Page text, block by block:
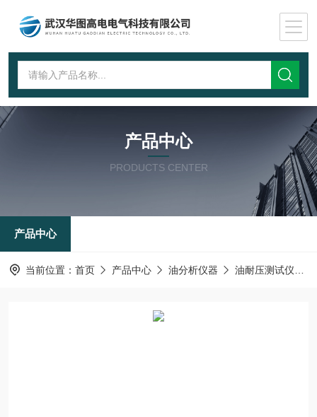
产品中心
PRODUCTS CENTER
产品中心
当前位置： 首页 产品中心 油分析仪器 油耐压测试仪